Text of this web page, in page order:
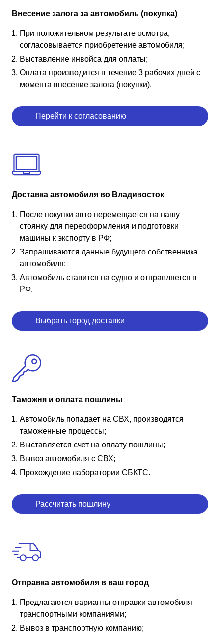
Внесение залога за автомобиль (покупка)
При положительном результате осмотра,
согласовывается приобретение автомобиля;
Выставление инвойса для оплаты;
Оплата производится в течение 3 рабочих дней с
момента внесение залога (покупки).
Перейти к согласованию
Доставка автомобиля во Владивосток
После покупки авто перемещается на нашу
стоянку для переоформления и подготовки
машины к экспорту в РФ;
Запрашиваются данные будущего собственника
автомобиля;
Автомобиль ставится на судно и отправляется в
РФ.
Выбрать город доставки
Таможня и оплата пошлины
Автомобиль попадает на СВХ, производятся
таможенные процессы;
Выставляется счет на оплату пошлины;
Вывоз автомобиля с СВХ;
Прохождение лаборатории СБКТС.
Рассчитать пошлину
Отправка автомобиля в ваш город
Предлагаются варианты отправки автомобиля
транспортными компаниями;
Вывоз в транспортную компанию;